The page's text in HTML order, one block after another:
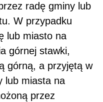
radę gminy lub
W przypadku
lub miasto na
górnej stawki,
górną, a przyjętą w
lub miasta na
przez